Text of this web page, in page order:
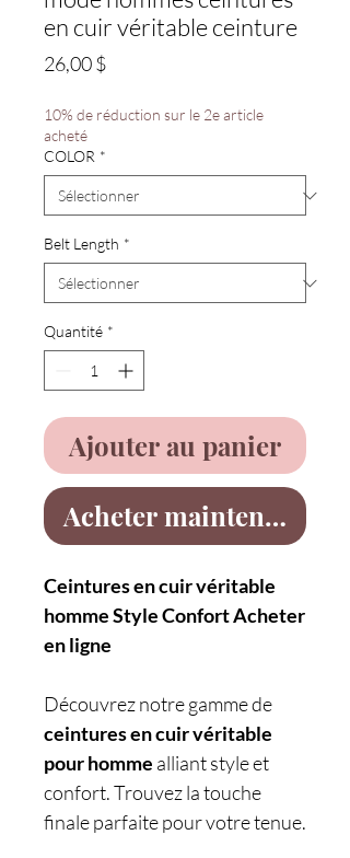
en cuir véritable ceinture
26,00 $Prix
10% de réduction sur le 2e article
acheté
COLOR *
Belt Length *
Quantité *
Ajouter au panier
Acheter maintenant
Ceintures en cuir véritable
homme Style Confort Acheter
en ligne
Découvrez notre gamme de
ceintures en cuir véritable
pour homme alliant style et
confort. Trouvez la touche
finale parfaite pour votre tenue.